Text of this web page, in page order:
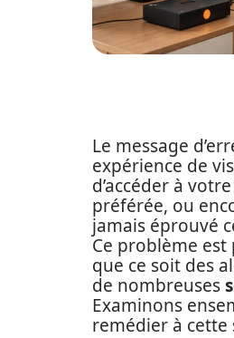
Le message
expérience de
d’accéder à
préférée, ou
jamais éprouvé
Ce problème
que ce soit des
de nombreuses
Examinons
remédier à cette